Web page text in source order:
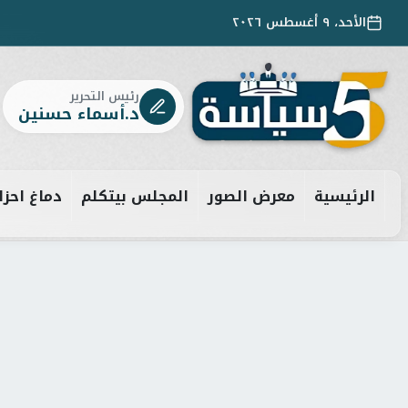
الأحد، ٩ أغسطس ٢٠٢٦
رئيس التحرير
د.أسماء حسنين
الرئيسية معرض الصور المجلس بيتكلم دماغ